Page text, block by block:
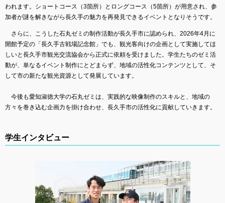
われます。ショートコース（3箇所）とロングコース（5箇所）が用意され、参
加者が謎を解きながら長久手の魅力を再発見できるイベントとなりそうです。
さらに、こうした石丸ゼミの制作活動が長久手市に認められ、2026年4月に
開館予定の「長久手古戦場記念館」でも、観光客向けの企画として実施してほ
しいと長久手市観光交流協会から正式に依頼を受けました。学生たちのゼミ活
動が、単なるイベント制作にとどまらず、地域の活性化コンテンツとして、そ
して市の新たな観光資源として発展しています。
今後も愛知淑徳大学の石丸ゼミは、実践的な映像制作のスキルと、地域の
方々を巻き込む企画力を掛け合わせ、長久手市の活性化に貢献していきます。
学生インタビュー